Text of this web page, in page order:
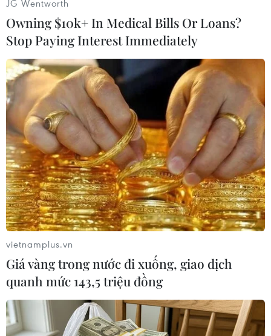
Cháy nhà ở Hà Nội trong
đêm, kịp thời giải cứu 3
người thoát nạn
Vào lúc 22 giờ 12 phút ngày 15/9,
ngọn lửa bất ngờ bùng phát tại
ngôi nhà 4 tầng trên đường
Nguyễn Viết Xuân, phường Hà
Đông, Hà Nội, khiến nhiều người
dân hoảng sợ, tri hô dập lửa.
(TTXVN/Vietnam+)
JG Wentworth
Owning $10k+ In Medical Bills Or Loans?
Stop Paying Interest Immediately
vietnamplus.vn
Giá vàng trong nước đi xuống, giao dịch
quanh mức 143,5 triệu đồng